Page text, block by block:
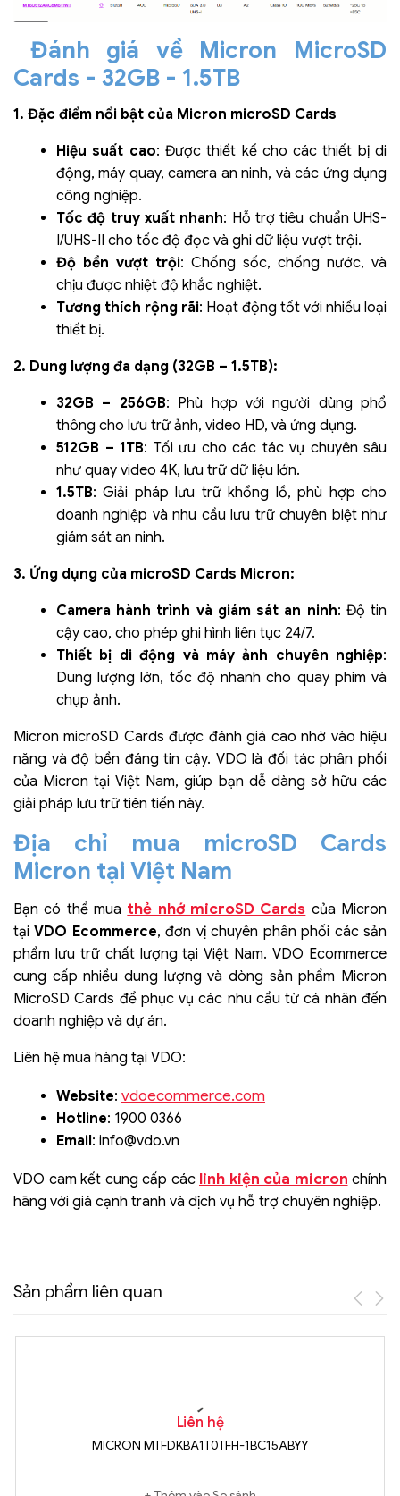
Đánh giá về Micron MicroSD
Cards - 32GB - 1.5TB
1. Đặc điểm nổi bật của Micron microSD Cards
Hiệu suất cao: Được thiết kế cho các thiết bị di
động, máy quay, camera an ninh, và các ứng dụng
công nghiệp.
Tốc độ truy xuất nhanh: Hỗ trợ tiêu chuẩn UHS-
I/UHS-II cho tốc độ đọc và ghi dữ liệu vượt trội.
Độ bền vượt trội: Chống sốc, chống nước, và
chịu được nhiệt độ khắc nghiệt.
Tương thích rộng rãi: Hoạt động tốt với nhiều loại
thiết bị.
2. Dung lượng đa dạng (32GB – 1.5TB):
32GB – 256GB: Phù hợp với người dùng phổ
thông cho lưu trữ ảnh, video HD, và ứng dụng.
512GB – 1TB: Tối ưu cho các tác vụ chuyên sâu
như quay video 4K, lưu trữ dữ liệu lớn.
1.5TB: Giải pháp lưu trữ khổng lồ, phù hợp cho
doanh nghiệp và nhu cầu lưu trữ chuyên biệt như
giám sát an ninh.
3. Ứng dụng của microSD Cards Micron:
Camera hành trình và giám sát an ninh: Độ tin
cậy cao, cho phép ghi hình liên tục 24/7.
Thiết bị di động và máy ảnh chuyên nghiệp:
Dung lượng lớn, tốc độ nhanh cho quay phim và
chụp ảnh.
Micron microSD Cards được đánh giá cao nhờ vào hiệu
năng và độ bền đáng tin cậy. VDO là đối tác phân phối
của Micron tại Việt Nam, giúp bạn dễ dàng sở hữu các
giải pháp lưu trữ tiên tiến này.
Địa chỉ mua microSD Cards
Micron tại Việt Nam
Bạn có thể mua thẻ nhớ microSD Cards của Micron
tạiVDO Ecommerce, đơn vị chuyên phân phối các sản
phẩm lưu trữ chất lượng tại Việt Nam. VDO Ecommerce
cung cấp nhiều dung lượng và dòng sản phẩm Micron
MicroSD Cards để phục vụ các nhu cầu từ cá nhân đến
doanh nghiệp và dự án.
Liên hệ mua hàng tại VDO:
Website: vdoecommerce.com
Hotline: 1900 0366
Email: info@vdo.vn
VDO cam kết cung cấp các linh kiện của micron chính
hãng với giá cạnh tranh và dịch vụ hỗ trợ chuyên nghiệp.
Sản phẩm liên quan
Liên hệ
MICRON MTFDKBA1T0TFH-1BC15ABYY